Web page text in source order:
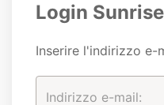
Login
Inserire l'indirizzo e-